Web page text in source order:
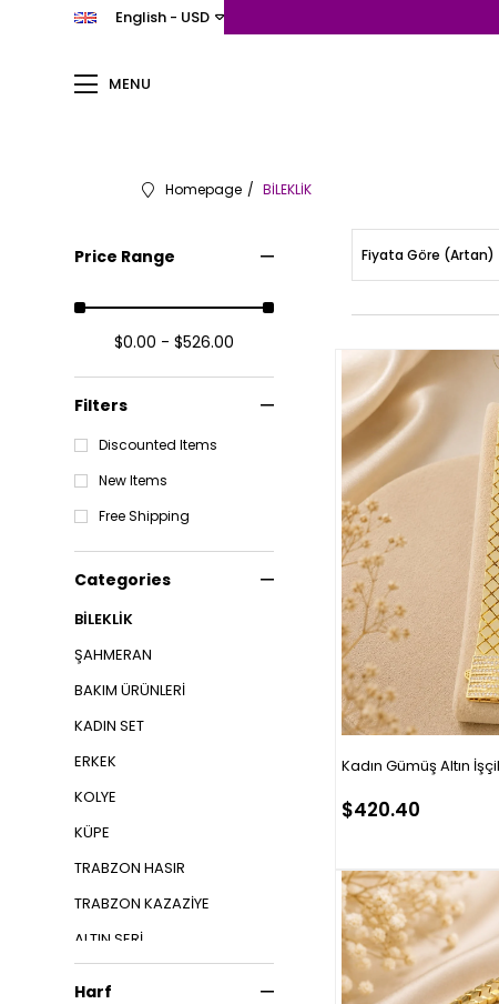
MENU
English - USD
Homepage BİLEKLİK
Price Range
$0.00 - $526.00
Filters
Discounted Items
New Items
Free Shipping
Categories
BİLEKLİK
ŞAHMERAN
BAKIM ÜRÜNLERİ
KADIN SET
ERKEK
KOLYE
KÜPE
TRABZON HASIR
TRABZON KAZAZİYE
ALTIN SERİ
Harf
Fiyata Göre (Artan)
Kadın Gümüş Altın
$420.40